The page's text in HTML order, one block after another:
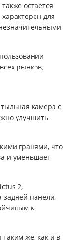
остается
для
рынков,
камера с
улучшить
гранями, что
и уменьшает
2,
задней панели,
к
таким же, как и в